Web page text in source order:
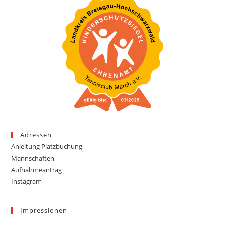
Adressen
Anleitung Platzbuchung
Mannschaften
Aufnahmeantrag
Instagram
Impressionen